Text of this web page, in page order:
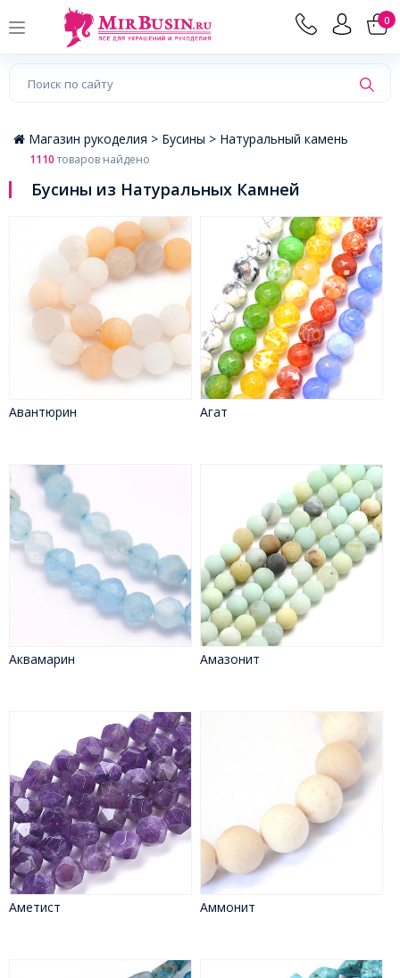
0
×
Магазин рукоделия > Бусины > Натуральный камень
1110товаров найдено
Бусины из Натуральных Камней
Авантюрин Агат
Аквамарин Амазонит
Аметист Аммонит